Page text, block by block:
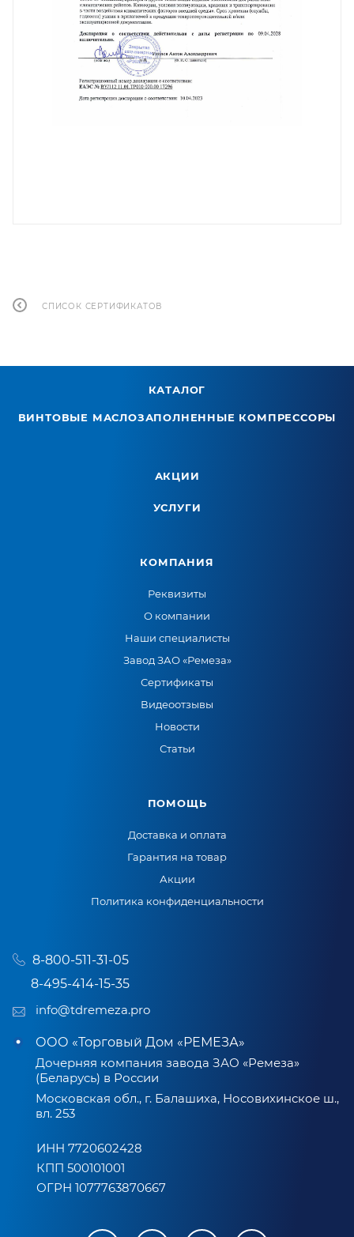
СПИСОК СЕРТИФИКАТОВ
КАТАЛОГ
ВИНТОВЫЕ МАСЛОЗАПОЛНЕННЫЕ КОМПРЕССОРЫ
АКЦИИ
УСЛУГИ
КОМПАНИЯ
Реквизиты
О компании
Наши специалисты
Завод ЗАО «Ремеза»
Сертификаты
Видеоотзывы
Новости
Статьи
ПОМОЩЬ
Доставка и оплата
Гарантия на товар
Акции
Политика конфиденциальности
8-800-511-31-05
8-495-414-15-35
info@tdremeza.pro
ООО «Торговый Дом «РЕМЕЗА»
Дочерняя компания завода ЗАО «Ремеза»
(Беларусь) в России
Московская обл., г. Балашиха, Носовихинское ш.,
вл. 253
ИНН 7720602428
КПП 500101001
ОГРН 1077763870667